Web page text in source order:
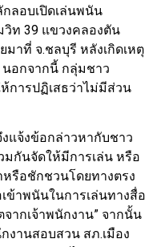
ลอบเปิดเล่นพนัน
ท 39 แขวงคลองตัน
าที่ จ.ชลบุรี หลังเกิดเหตุ
อกจากนี้ กลุ่มชาว
การปฏิเสธว่าไม่มีส่วน
แจ้งข้อกล่าวหากับชาว
มกันจัดให้มีการเล่น หรือ
รือชักชวนโดยทางตรง
ข้าพนันในการเล่นทางสื่อ
ากเจ้าพนักงาน” จากนั้น
งานสอบสวน สภ.เมือง